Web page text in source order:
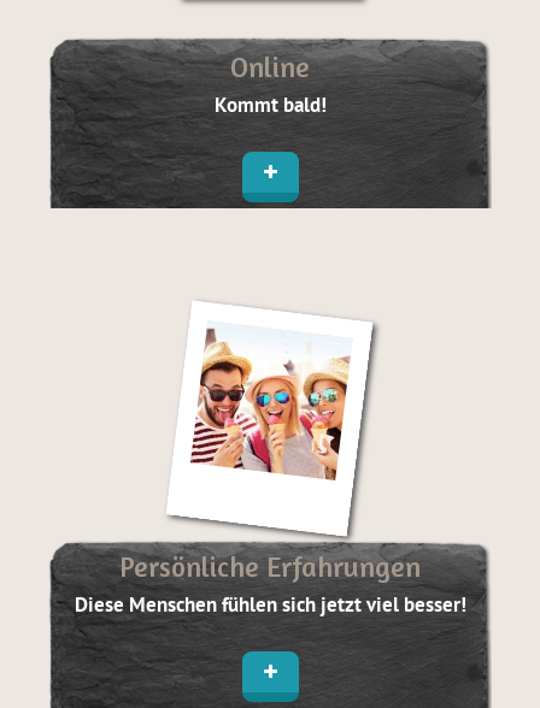
Online
Kommt bald!
Persönliche Erfahrungen
Diese Menschen fühlen sich jetzt viel besser!